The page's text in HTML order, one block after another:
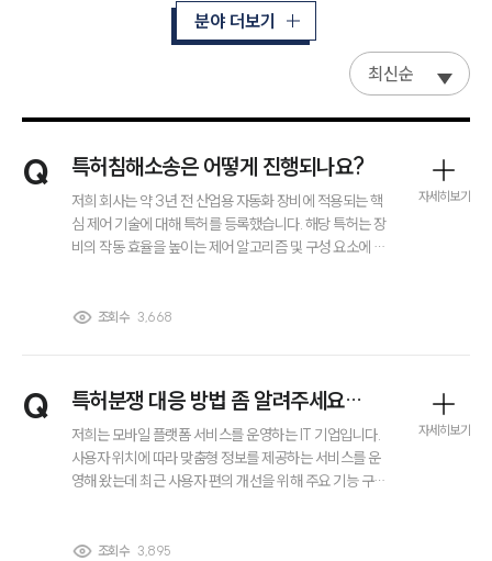
분야 더보기
최신순
Q 특허침해소송은 어떻게 진행되나요?
저희 회사는 약 3년 전 산업용 자동화 장비에 적용되는 핵
심 제어 기술에 대해 특허를 등록했습니다. 해당 특허는 장
비의 작동 효율을 높이는 제어 알고리즘 및 구성 요소에 관
사한 방식으로 작동하는 장비를 판매하고 있는 것으로 보
이 어느 정도인지가 가장 걱정됩니다.
조회수 3,668
자세히보기
Q 특허분쟁 대응 방법 좀 알려주세요…
저희는 모바일 플랫폼 서비스를 운영하는 IT 기업입니다.
사용자 위치에 따라 맞춤형 정보를 제공하는 서비스를 운
영해 왔는데 최근 사용자 편의 개선을 위해 주요 기능 구조
습니다. 해당 기능은 서비스 핵심 기능에 해당해 만약 문제
조회수 3,895
자세히보기